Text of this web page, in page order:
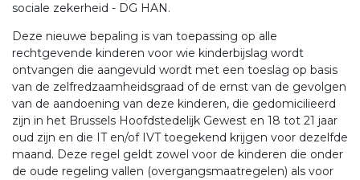
sociale zekerheid - DG HAN.
Deze nieuwe bepaling is van toepassing op alle
rechtgevende kinderen voor wie kinderbijslag wordt
ontvangen die aangevuld wordt met een toeslag op basis
van de zelfredzaamheidsgraad of de ernst van de gevolgen
van de aandoening van deze kinderen, die gedomicilieerd
zijn in het Brussels Hoofdstedelijk Gewest en 18 tot 21 jaar
oud zijn en die IT en/of IVT toegekend krijgen voor dezelfde
maand. Deze regel geldt zowel voor de kinderen die onder
de oude regeling vallen (overgangsmaatregelen) als voor